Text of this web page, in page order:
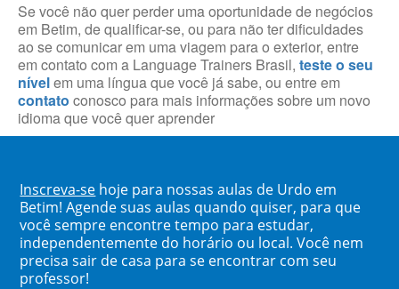
Se você não quer perder uma oportunidade de negócios
em Betim, de qualificar-se, ou para não ter dificuldades
ao se comunicar em uma viagem para o exterior, entre
em contato com a Language Trainers Brasil, teste o seu
nívelem uma língua que você já sabe, ou entre em
contato conosco para mais informações sobre um novo
idioma que você quer aprender
Inscreva-se hoje para nossas aulas de Urdo em
Betim! Agende suas aulas quando quiser, para que
você sempre encontre tempo para estudar,
independentemente do horário ou local. Você nem
precisa sair de casa para se encontrar com seu
professor!